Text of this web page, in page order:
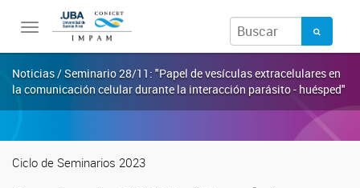
Toggle
navigation
Noticias / Seminario 28/11: "Papel de vesículas extracelulares en
la comunicación celular durante la interacción parásito - huésped"
Ciclo de Seminarios 2023